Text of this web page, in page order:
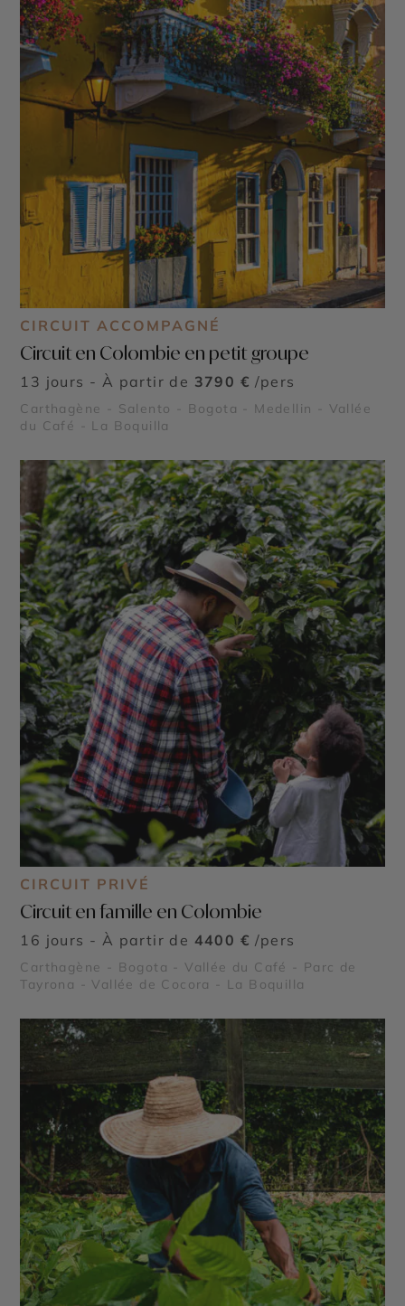
CIRCUIT ACCOMPAGNÉ
Circuit en Colombie en petit groupe
13 jours - À partir de 3790 € /pers
Carthagène - Salento - Bogota - Medellin - Vallée
du Café - La Boquilla
CIRCUIT PRIVÉ
Circuit en famille en Colombie
16 jours - À partir de 4400 € /pers
Carthagène - Bogota - Vallée du Café - Parc de
Tayrona - Vallée de Cocora - La Boquilla